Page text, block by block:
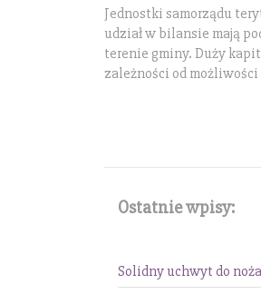
Jednostki samorządu
udział w bilansie mają
terenie gminy. Duży
zależności od możliwości
Ostatnie wpisy:
Solidny uchwyt do noża